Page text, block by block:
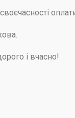
і вчасно!